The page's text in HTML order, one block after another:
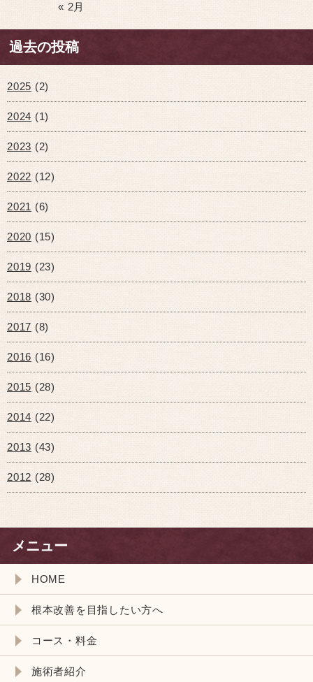
« 2月
過去の投稿
2025 (2)
2024 (1)
2023 (2)
2022 (12)
2021 (6)
2020 (15)
2019 (23)
2018 (30)
2017 (8)
2016 (16)
2015 (28)
2014 (22)
2013 (43)
2012 (28)
メニュー
HOME
根本改善を目指したい方へ
コース・料金
施術者紹介